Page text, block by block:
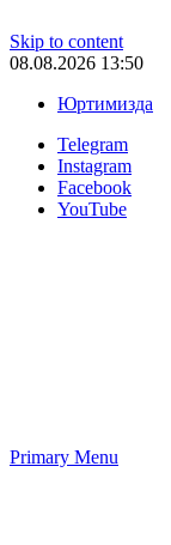
Skip to content
08.08.2026 13:50
Юртимизда
Telegram
Instagram
Facebook
YouTube
Primary Menu